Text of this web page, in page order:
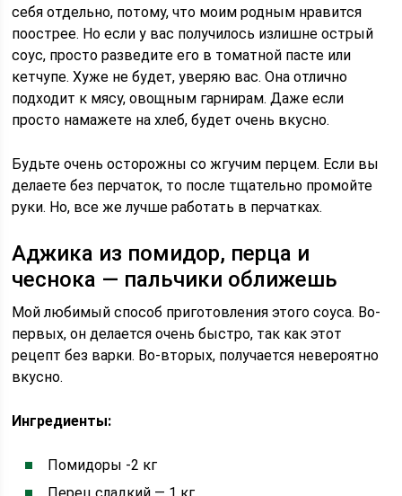
себя отдельно, потому, что моим родным нравится
поострее. Но если у вас получилось излишне острый
соус, просто разведите его в томатной пасте или
кетчупе. Хуже не будет, уверяю вас. Она отлично
подходит к мясу, овощным гарнирам. Даже если
просто намажете на хлеб, будет очень вкусно.
Будьте очень осторожны со жгучим перцем. Если вы
делаете без перчаток, то после тщательно промойте
руки. Но, все же лучше работать в перчатках.
Аджика из помидор, перца и
чеснока — пальчики оближешь
Мой любимый способ приготовления этого соуса. Во-
первых, он делается очень быстро, так как этот
рецепт без варки. Во-вторых, получается невероятно
вкусно.
Ингредиенты:
Помидоры -2 кг